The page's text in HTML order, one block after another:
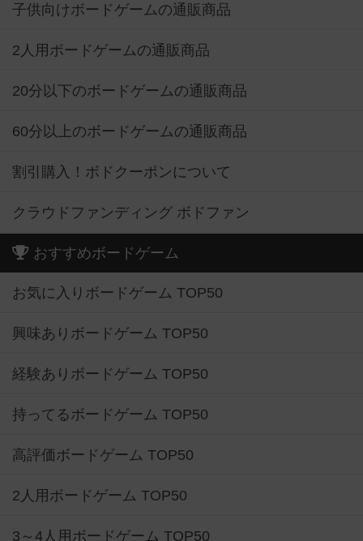
子供向けボードゲームの通販商品
2人用ボードゲームの通販商品
20分以下のボードゲームの通販商品
60分以上のボードゲームの通販商品
割引購入！ボドクーポンについて
クラウドファンディング ボドファン
おすすめボードゲーム
お気に入りボードゲーム TOP50
興味ありボードゲーム TOP50
経験ありボードゲーム TOP50
持ってるボードゲーム TOP50
高評価ボードゲーム TOP50
2人用ボードゲーム TOP50
3～4人用ボードゲーム TOP50